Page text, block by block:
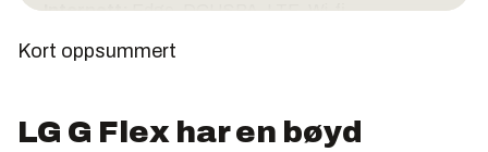
Internett:Edge, DCHSPA, LTE, Wi-fi
Bluetooth:4.0+AptX
Minne:2048 MB RAM, 32 GB lagringsminne
Kort oppsummert
LG G Flex har en bøyd